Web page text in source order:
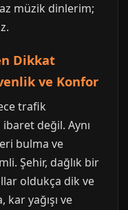
müzik dinlerim;
Dikkat
ve Konfor
trafik
değil. Aynı
bulma ve
Şehir, dağlık bir
oldukça dik ve
kar yağışı ve